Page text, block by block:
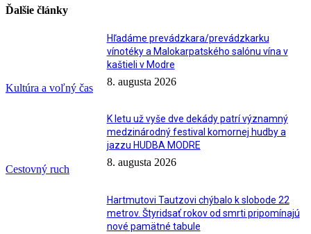
Ďalšie články
Kultúra a voľný čas
Hľadáme prevádzkara/prevádzkarku
vínotéky a Malokarpatského salónu vína v
kaštieli v Modre
8. augusta 2026
Cestovný ruch
K letu už vyše dve dekády patrí významný
medzinárodný festival komornej hudby a
jazzu HUDBA MODRE
8. augusta 2026
Hartmutovi Tautzovi chýbalo k slobode 22
metrov. Štyridsať rokov od smrti pripomínajú
nové pamätné tabule